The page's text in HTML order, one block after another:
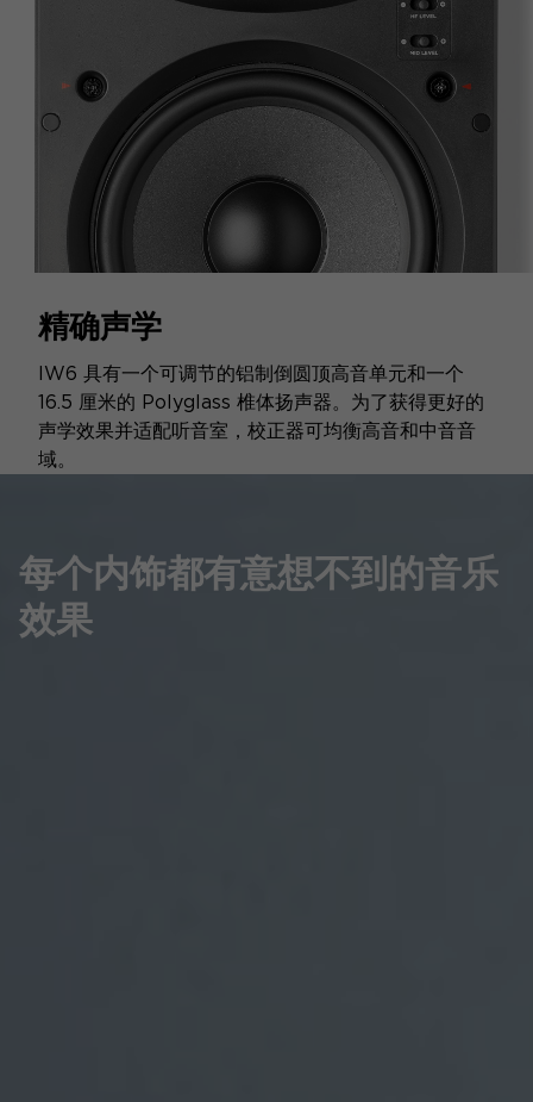
精确声学
IW6 具有一个可调节的铝制倒圆顶高音单元和一个
16.5 厘米的 Polyglass 椎体扬声器。为了获得更好的
声学效果并适配听音室，校正器可均衡高音和中音音
域。
每个内饰都有意想不到的音乐
效果